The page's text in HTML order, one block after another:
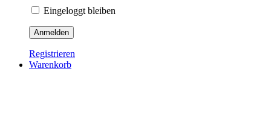
Eingeloggt bleiben
Registrieren
Warenkorb